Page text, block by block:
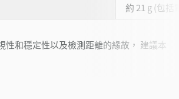
約 21 g (包括
性和穩定性以及檢測距離的緣故， 建議本